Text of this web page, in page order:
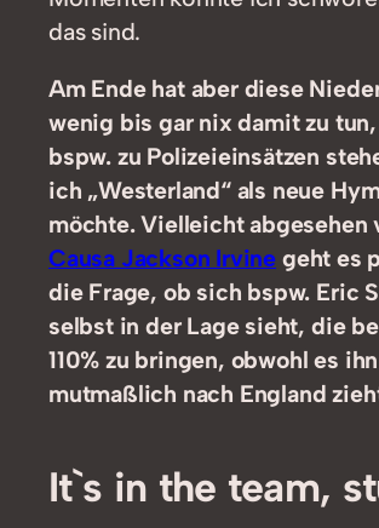
das sind.
Am Ende hat aber diese
wenig bis gar nix damit zu
bspw. zu Polizeieinsätzen
ich „Westerland“ als neue
möchte. Vielleicht abgesehen
Causa Jackson Irvine geht es
die Frage, ob sich bspw. Eric
selbst in der Lage sieht, die
110% zu bringen, obwohl es ihn
mutmaßlich nach England
It`s in the team,